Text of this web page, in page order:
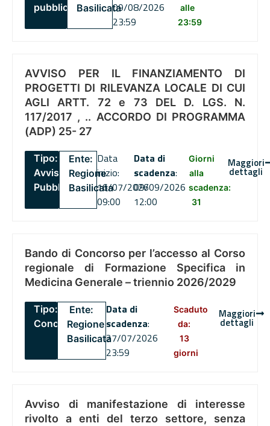
pubblico Basilicata09/08/2026
23:59
alle
23:59
AVVISO PER IL FINANZIAMENTO DI
PROGETTI DI RILEVANZA LOCALE DI CUI
AGLI ARTT. 72 e 73 DEL D. LGS. N.
117/2017 , .. ACCORDO DI PROGRAMMA
(ADP) 25- 27
Tipo:
Avviso
Pubblico
Ente:
Regione
Basilicata
Data
inizio:
16/07/2026
09:00
Data di
scadenza:
09/09/2026
12:00
Giorni
alla
scadenza:
31
Maggiori
dettagli
Bando di Concorso per l’accesso al Corso
regionale di Formazione Specifica in
Medicina Generale – triennio 2026/2029
Tipo:
Concorsi
Ente:
Regione
Basilicata
Data di
scadenza:
27/07/2026
23:59
Scaduto
da:
13
giorni
Maggiori
dettagli
Avviso di manifestazione di interesse
rivolto a enti del terzo settore, senza